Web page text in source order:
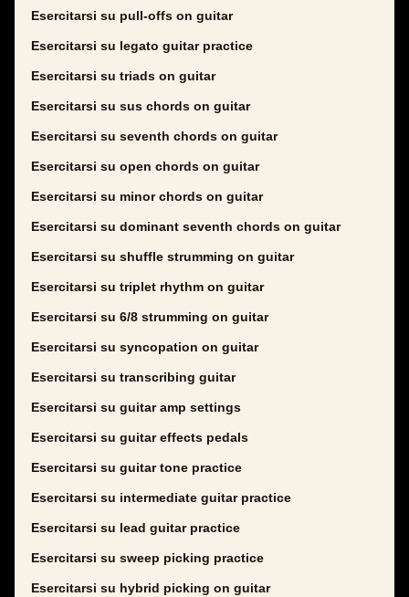
Esercitarsi su pull-offs on guitar
Esercitarsi su legato guitar practice
Esercitarsi su triads on guitar
Esercitarsi su sus chords on guitar
Esercitarsi su seventh chords on guitar
Esercitarsi su open chords on guitar
Esercitarsi su minor chords on guitar
Esercitarsi su dominant seventh chords on guitar
Esercitarsi su shuffle strumming on guitar
Esercitarsi su triplet rhythm on guitar
Esercitarsi su 6/8 strumming on guitar
Esercitarsi su syncopation on guitar
Esercitarsi su transcribing guitar
Esercitarsi su guitar amp settings
Esercitarsi su guitar effects pedals
Esercitarsi su guitar tone practice
Esercitarsi su intermediate guitar practice
Esercitarsi su lead guitar practice
Esercitarsi su sweep picking practice
Esercitarsi su hybrid picking on guitar